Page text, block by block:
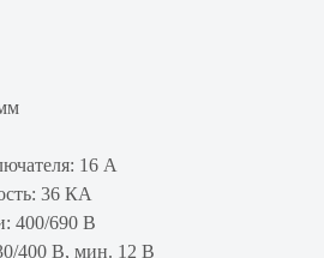
16 А
36 КА
400/690 В
400 В, мин. 12 В